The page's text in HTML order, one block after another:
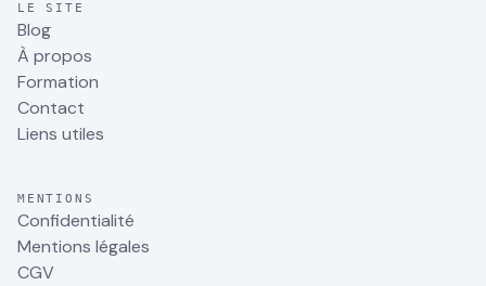
LE SITE
Blog
À propos
Formation
Contact
Liens utiles
MENTIONS
Confidentialité
Mentions légales
CGV